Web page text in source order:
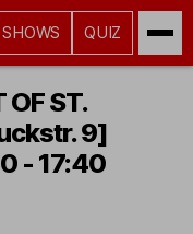
SHOWS QUIZ
ST.
9]
- 17:40